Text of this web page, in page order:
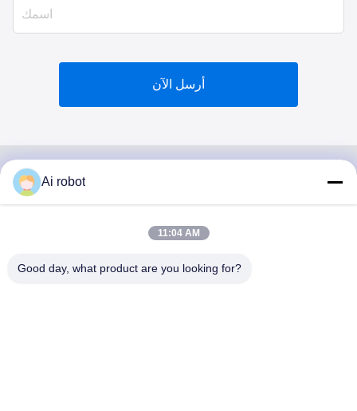
أرسل الآن
VIVI DENTAI
Ai robot
11:04 AM
Good day, what product are you looking for?